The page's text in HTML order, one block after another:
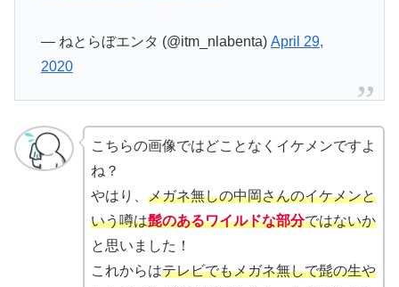
— ねとらぼエンタ (@itm_nlabenta) April 29,
2020
こちらの画像ではどことなくイケメンですよ
ね？
やはり、 メガネ無しの中岡さんのイケメンと
いう噂は髭のあるワイルドな部分ではないか
と思いました！
これからはテレビでもメガネ無しで髭の生や